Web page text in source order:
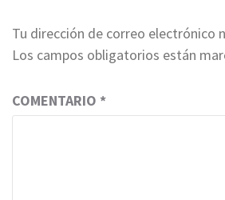
Tu dirección de correo electrónico
Los campos obligatorios están
COMENTARIO *